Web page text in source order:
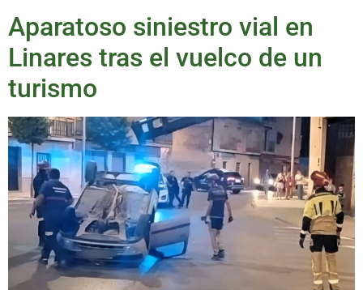
Aparatoso siniestro vial en
Linares tras el vuelco de un
turismo